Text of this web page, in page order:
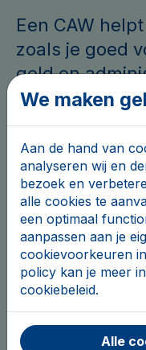
Een CAW
zoals je goed
geld en
schokkende
informatie
een babbel
een
crisishulp
opvang
We maken
Aan de hand van
analyseren wij en
bezoek en
alle cookies te
een optimaal
aanpassen aan je
cookievoorkeuren
policy kan je meer
cookiebeleid.
Alle